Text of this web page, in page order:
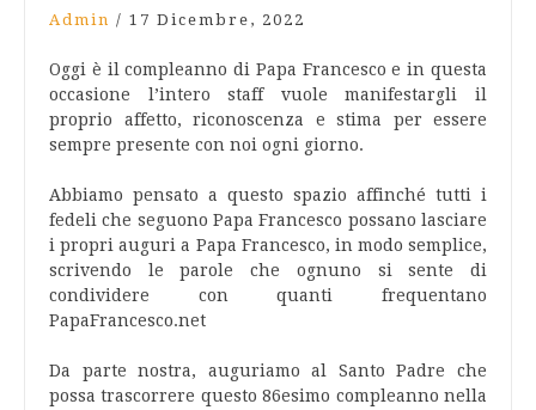
Admin / 17 Dicembre, 2022
Oggi è il compleanno di Papa Francesco e in questa
occasione l’intero staff vuole manifestargli il
proprio affetto, riconoscenza e stima per essere
sempre presente con noi ogni giorno.
Abbiamo pensato a questo spazio affinché tutti i
fedeli che seguono Papa Francesco possano lasciare
i propri auguri a Papa Francesco, in modo semplice,
scrivendo le parole che ognuno si sente di
condividere con quanti frequentano
PapaFrancesco.net
Da parte nostra, auguriamo al Santo Padre che
possa trascorrere questo 86esimo compleanno nella